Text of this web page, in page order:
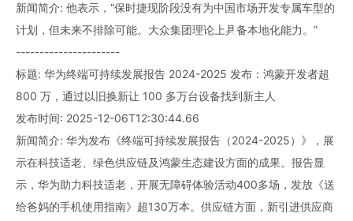
新闻简介: 他表示，“保时捷现阶段没有为中国市场开发专属车型的
计划，但未来不排除可能。大众集团理论上具备本地化能力。”
----------------------
标题: 华为终端可持续发展报告 2024-2025 发布：鸿蒙开发者超
800 万，通过以旧换新让 100 多万台设备找到新主人
发布时间: 2025-12-06T12:30:44.66
新闻简介: 华为发布《终端可持续发展报告（2024-2025）》，展
示在科技适老、绿色供应链及鸿蒙生态建设方面的成果。报告显
示，华为助力科技适老，开展无障碍体验活动400多场，发放《送
给爸妈的手机使用指南》超130万本。供应链方面，新引进供应商